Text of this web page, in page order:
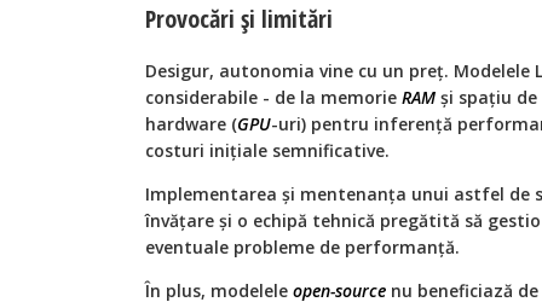
Provocări și limitări
Desigur, autonomia vine cu un preț. Modelele
considerabile - de la memorie RAM și spațiu
hardware (GPU-uri) pentru inferență
costuri inițiale semnificative.
Implementarea și mentenanța unui astfel de
învățare și o echipă tehnică pregătită să
eventuale probleme de performanță.
În plus, modelele open-source nu beneficiază